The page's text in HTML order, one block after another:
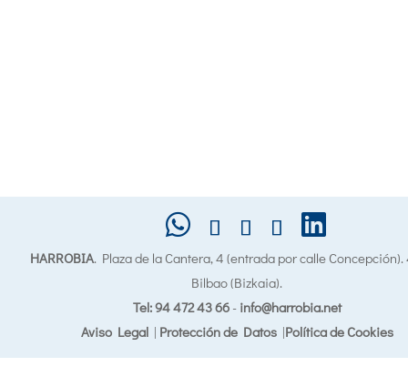
HARROBIA. Plaza de la Cantera, 4 (entrada por calle
Bilbao (Bizkaia).
Tel: 94 472 43 66- info@harrobia.net
Aviso Legal| Protección de Datos|Política de Cookies